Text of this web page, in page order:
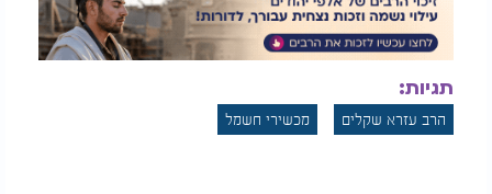
ריחות הפחד": תיעוד מצמרר של ארגון הצלה בזמן
המלחמה"
תגיות:
הרב עזרא שקלים מכשירי חשמל